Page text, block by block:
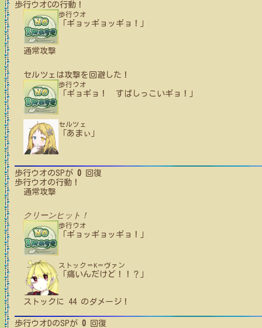
歩行ウオCの行動！
歩行ウオ
「ギョッギョッギョ！」
通常攻撃
セルツェ は攻撃を回避した！
歩行ウオ
「ギョギョ！ すばしっこいギョ！」
セルツェ
「あまぃ」
歩行ウオのSPが 0 回復
歩行ウオの行動！
通常攻撃
クリーンヒット！
歩行ウオ
「ギョッギョッギョ！」
ストック＝K＝ヴァン
「痛いんだけど！！？」
ストック に 44のダメージ！
歩行ウオDのSPが 0 回復